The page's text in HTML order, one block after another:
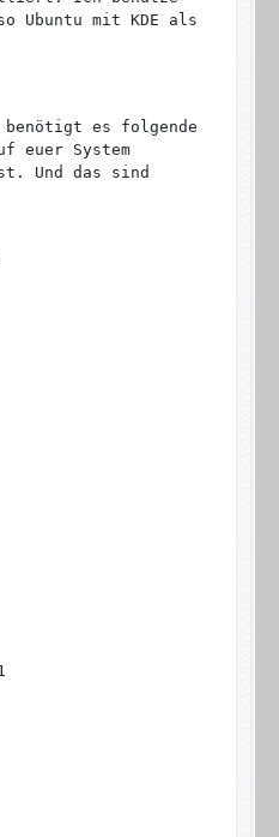
Ubuntu mit KDE als
benötigt es folgende
euer System
Und das sind